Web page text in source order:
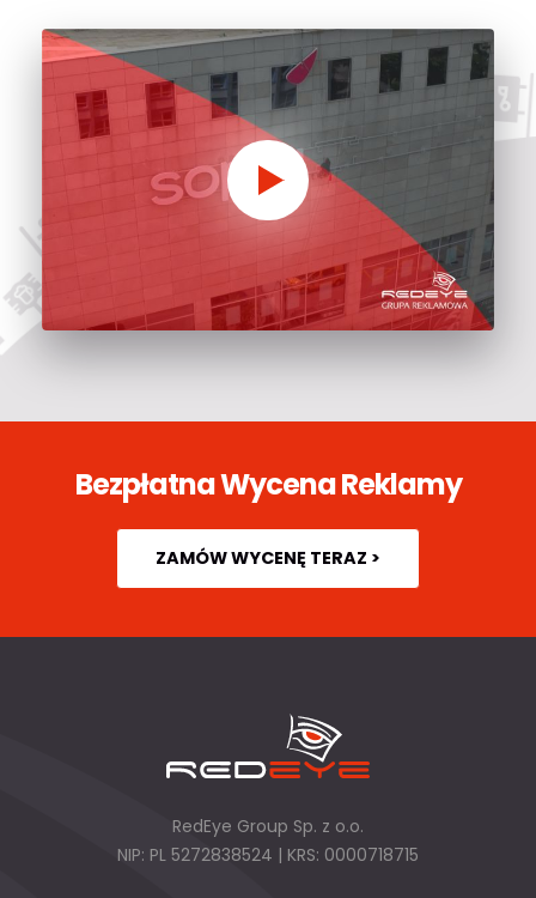
Bezpłatna Wycena Reklamy
ZAMÓW WYCENĘ TERAZ >
RedEye Group Sp. z o.o.
NIP: PL 5272838524 | KRS: 0000718715